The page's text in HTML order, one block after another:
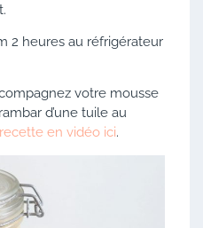
2 heures au réfrigérateur
votre mousse
d’une tuile au
en vidéo ici.